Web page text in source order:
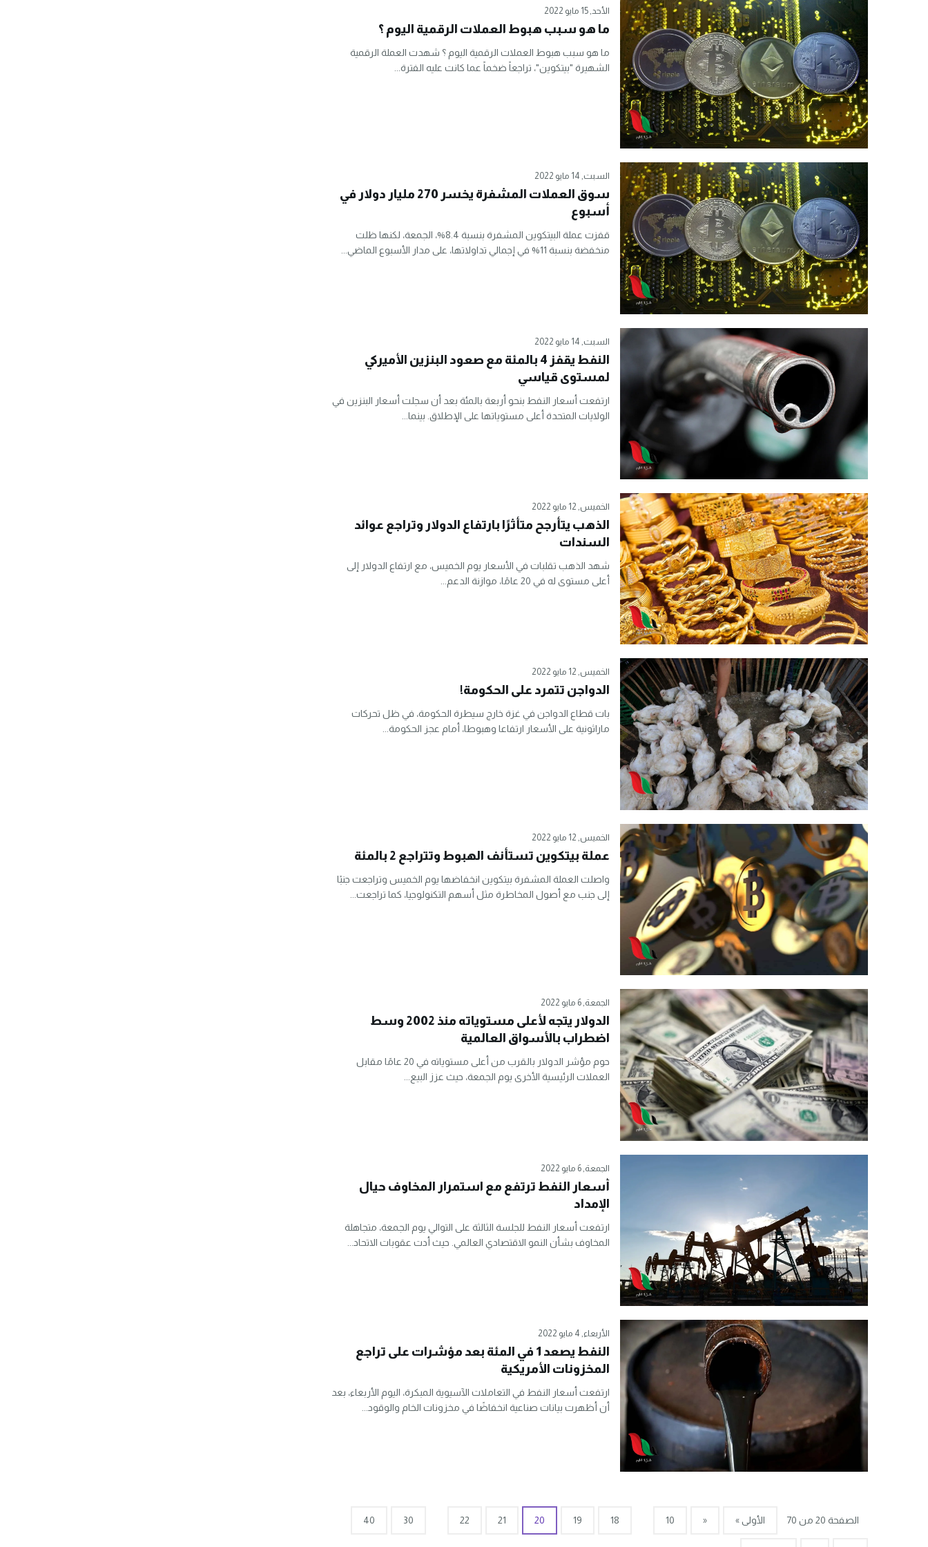
الأحد, 15 مايو 2022
ما هو سبب هبوط العملات الرقمية اليوم ؟
ما هو سبب هبوط العملات الرقمية اليوم ؟ شهدت العملة الرقمية
الشهيرة "بيتكوين"، تراجعاً ضخماً عما كانت عليه الفترة...
السبت, 14 مايو 2022
سوق العملات المشفرة يخسر 270 مليار دولار في
أسبوع
قفزت عملة البيتكوين المشفرة بنسبة 8.4%، الجمعة، لكنها ظلت
منخفضة بنسبة 11% في إجمالي تداولاتها، على مدار الأسبوع الماضي...
السبت, 14 مايو 2022
النفط يقفز 4 بالمئة مع صعود البنزين الأميركي
لمستوى قياسي
ارتفعت أسعار النفط بنحو أربعة بالمئة بعد أن سجلت أسعار البنزين في
الولايات المتحدة أعلى مستوياتها على الإطلاق. بينما...
الخميس, 12 مايو 2022
الذهب يتأرجح متأثرًا بارتفاع الدولار وتراجع عوائد
السندات
شهد الذهب تقلبات في الأسعار يوم الخميس، مع ارتفاع الدولار إلى
أعلى مستوى له في 20 عامًا، موازنة الدعم...
الخميس, 12 مايو 2022
الدواجن تتمرد على الحكومة!
بات قطاع الدواجن في غزة خارج سيطرة الحكومة، في ظل تحركات
ماراثونية على الأسعار ارتفاعا وهبوطا، أمام عجز الحكومة...
الخميس, 12 مايو 2022
عملة بيتكوين تستأنف الهبوط وتتراجع 2 بالمئة
واصلت العملة المشفرة بيتكوين انخفاضها يوم الخميس وتراجعت جنبًا
إلى جنب مع أصول المخاطرة مثل أسهم التكنولوجيا، كما تراجعت...
الجمعة, 6 مايو 2022
الدولار يتجه لأعلى مستوياته منذ 2002 وسط
اضطراب بالأسواق العالمية
حوم مؤشر الدولار بالقرب من أعلى مستوياته في 20 عامًا مقابل
العملات الرئيسية الأخرى يوم الجمعة، حيث عزز البيع...
الجمعة, 6 مايو 2022
أسعار النفط ترتفع مع استمرار المخاوف حيال
الإمداد
ارتفعت أسعار النفط للجلسة الثالثة على التوالي يوم الجمعة، متجاهلة
المخاوف بشأن النمو الاقتصادي العالمي. حيث أدت عقوبات الاتحاد...
الأربعاء, 4 مايو 2022
النفط يصعد 1 في المئة بعد مؤشرات على تراجع
المخزونات الأمريكية
ارتفعت أسعار النفط في التعاملات الآسيوية المبكرة، اليوم الأربعاء، بعد
أن أظهرت بيانات صناعية انخفاضًا في مخزونات الخام والوقود...
الصفحة 20 من 70 الأولى » «
10
18
19
20
21
22
30
40